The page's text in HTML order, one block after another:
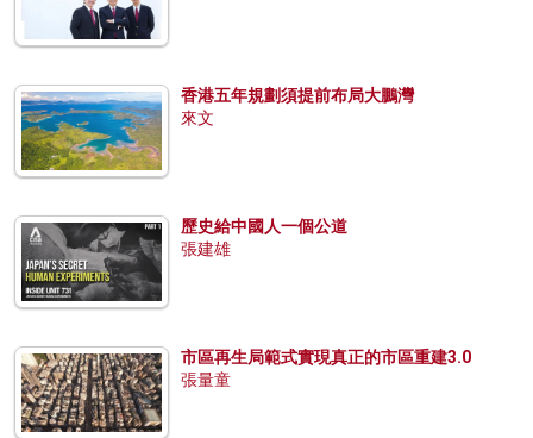
香港五年規劃須提前布局大鵬灣
來文
歷史給中國人一個公道
張建雄
市區再生局範式實現真正的市區重建3.0
張量童